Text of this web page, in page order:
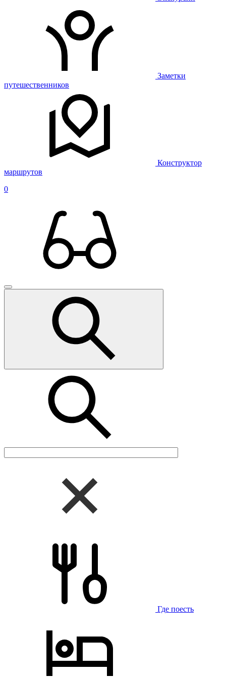
Заметки
путешественников
Конструктор
маршрутов
0
Где поесть